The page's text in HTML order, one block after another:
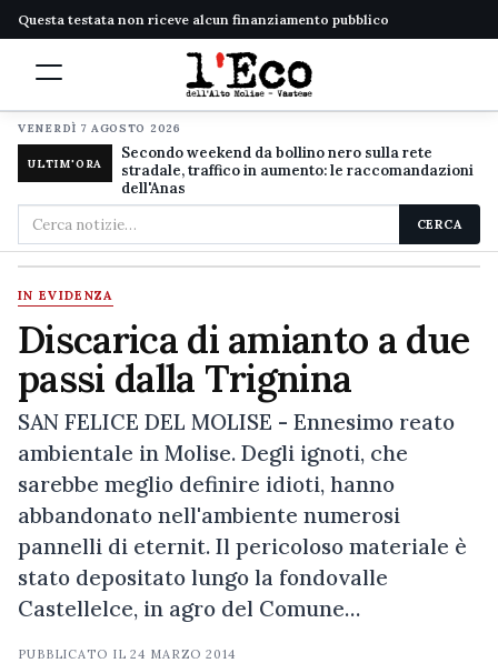
Questa testata non riceve alcun finanziamento pubblico
VENERDÌ 7 AGOSTO 2026
ULTIM'ORA
Secondo weekend da bollino nero sulla rete
stradale, traffico in aumento: le raccomandazioni
dell'Anas
Cerca
nel
sito
CERCA
IN EVIDENZA
Discarica di amianto a due
passi dalla Trignina
SAN FELICE DEL MOLISE - Ennesimo reato
ambientale in Molise. Degli ignoti, che
sarebbe meglio definire idioti, hanno
abbandonato nell'ambiente numerosi
pannelli di eternit. Il pericoloso materiale è
stato depositato lungo la fondovalle
Castellelce, in agro del Comune…
PUBBLICATO IL24 MARZO 2014